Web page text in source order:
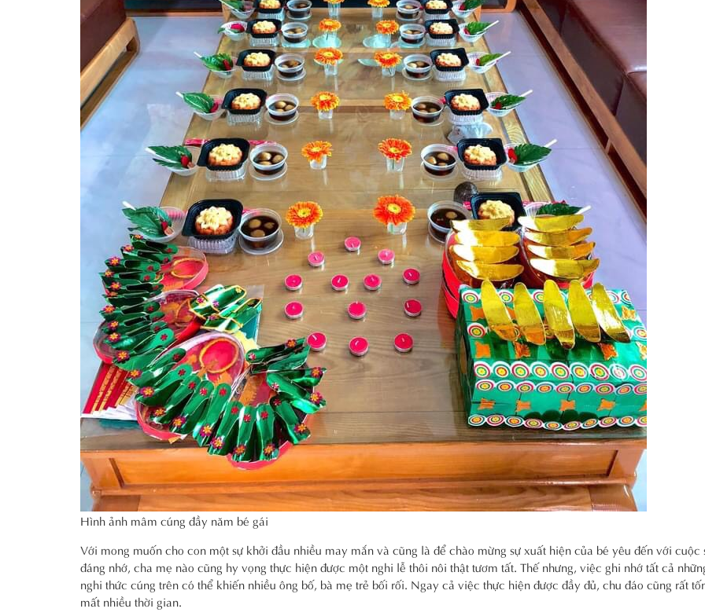
Hình ảnh mâm cúng đầy năm bé gái
Với mong muốn cho con một sự khởi đầu nhiều may mắn và cũng là để chào mừng sự xuất hiện của bé yêu đến với cuộc
đáng nhớ, cha mẹ nào cũng hy vọng thực hiện được một nghi lễ thôi nôi thật tươm tất. Thế nhưng, việc ghi nhớ tất cả
nghi thức cúng trên có thể khiến nhiều ông bố, bà mẹ trẻ bối rối. Ngay cả việc thực hiện được đầy đủ, chu đáo cũng rất
mất nhiều thời gian.